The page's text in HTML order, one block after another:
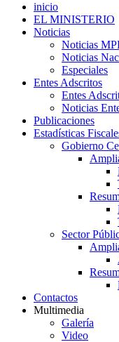
inicio
EL MINISTERIO
Noticias
Noticias
Noticias
Especiales
Entes Adscritos
Entes
Noticias
Publicaciones
Estadísticas
Gobierno
Sector
Contactos
Multimedia
Galería
Video